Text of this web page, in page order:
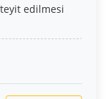
edilmesi